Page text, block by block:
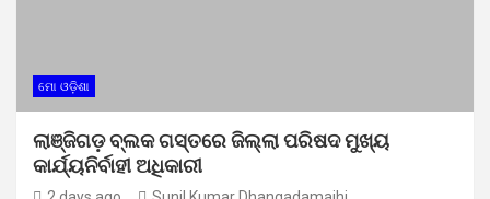
ମୋ ଓଡ଼ିଶା
ଲାଞ୍ଜିଗଡ଼ ବ୍ଲକ ଗସ୍ତରେ ଜିଲ୍ଲା ପରିଷଦ ମୁଖ୍ୟ
କାର୍ଯ୍ୟନିର୍ବାହୀ ଅଧିକାରୀ